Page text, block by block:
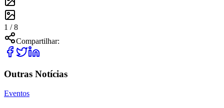
1 /8
Compartilhar:
Outras Notícias
Eventos